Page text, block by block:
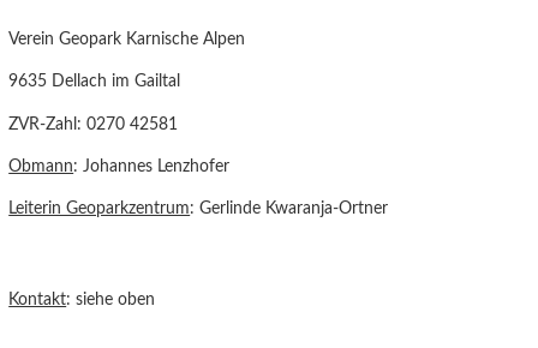
Verein Geopark Karnische Alpen
9635 Dellach im Gailtal
ZVR-Zahl: 0270 42581
Obmann: Johannes Lenzhofer
Leiterin Geoparkzentrum: Gerlinde Kwaranja-Ortner
Kontakt: siehe oben